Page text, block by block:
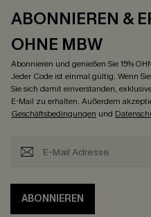
ABONNIEREN &
OHNE MBW
Abonnieren und genießen Sie 15%
Jeder Code ist einmal gültig. Wenn
Sie sich damit einverstanden,
E-Mail zu erhalten. Außerdem
Geschäftsbedingungen und
ABONNIEREN